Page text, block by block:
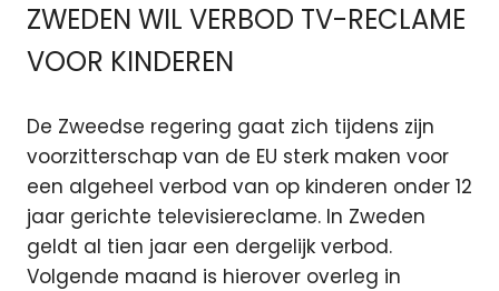
ZWEDEN WIL VERBOD TV-RECLAME
VOOR KINDEREN
De Zweedse regering gaat zich tijdens zijn
voorzitterschap van de EU sterk maken voor
een algeheel verbod van op kinderen onder 12
jaar gerichte televisiereclame. In Zweden
geldt al tien jaar een dergelijk verbod.
Volgende maand is hierover overleg in